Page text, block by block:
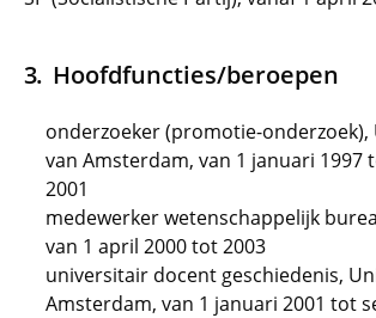
Hoofdfuncties/beroepen
onderzoeker (promotie-
van Amsterdam, van 1 januari 1997
2001
medewerker wetenschappelijk
van 1 april 2000 tot 2003
universitair docent geschiedenis,
Amsterdam, van 1 januari 2001 tot